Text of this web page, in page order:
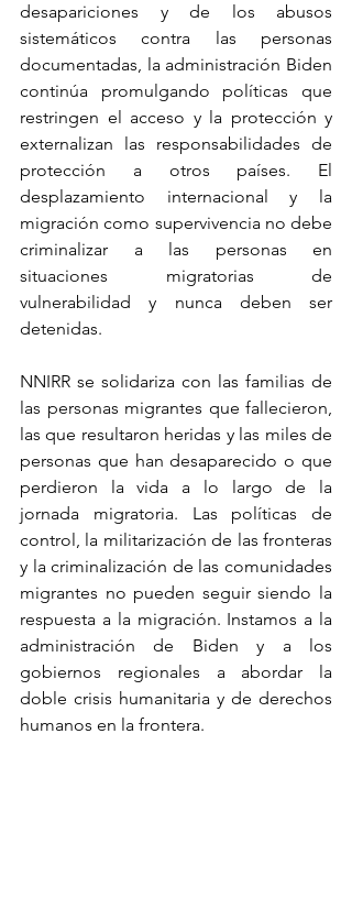
desapariciones y de los abusos
sistemáticos contra las personas
documentadas, la administración Biden
continúa promulgando políticas que
restringen el acceso y la protección y
externalizan las responsabilidades de
protección a otros países. El
desplazamiento internacional y la
migración como supervivencia no debe
criminalizar a las personas en
situaciones migratorias de
vulnerabilidad y nunca deben ser
detenidas.
NNIRR se solidariza con las familias de
las personas migrantes que fallecieron,
las que resultaron heridas y las miles de
personas que han desaparecido o que
perdieron la vida a lo largo de la
jornada migratoria. Las políticas de
control, la militarización de las fronteras
y la criminalización de las comunidades
migrantes no pueden seguir siendo la
respuesta a la migración. Instamos a la
administración de Biden y a los
gobiernos regionales a abordar la
doble crisis humanitaria y de derechos
humanos en la frontera.